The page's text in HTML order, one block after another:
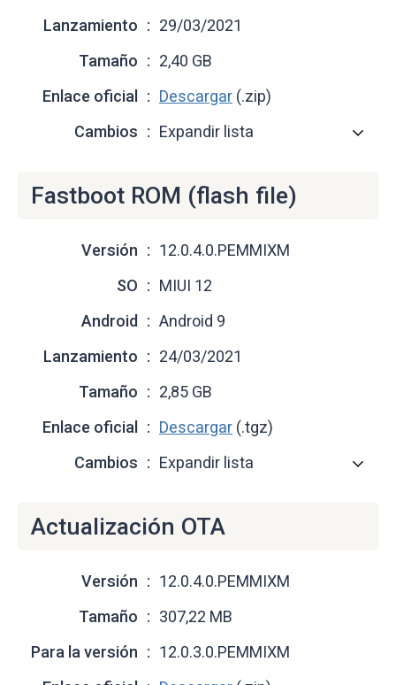
Lanzamiento
29/03/2021
Tamaño
2,40 GB
Enlace oficial
Descargar (.zip)
Cambios
Expandir lista
Fastboot ROM (flash file)
Versión
12.0.4.0.PEMMIXM
SO
MIUI 12
Android
Android 9
Lanzamiento
24/03/2021
Tamaño
2,85 GB
Enlace oficial
Descargar (.tgz)
Cambios
Expandir lista
Actualización OTA
Versión
12.0.4.0.PEMMIXM
Tamaño
307,22 MB
Para la versión
12.0.3.0.PEMMIXM